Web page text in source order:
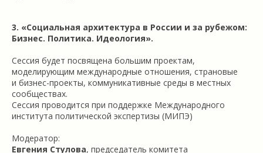
3. «Социальная архитектура в России и за рубежом:
Бизнес. Политика. Идеология».
Сессия будет посвящена большим проектам,
моделирующим международные отношения, страновые
и бизнес-проекты, коммуникативные среды в местных
сообществах.
Сессия проводится при поддержке Международного
института политической экспертизы (МИПЭ)
Модератор:
Евгения Стулова, председатель комитета